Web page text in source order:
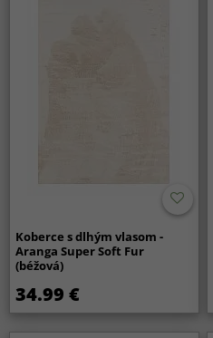
Koberce s dlhým vlasom -
Aranga Super Soft Fur
(béžová)
34.99 €